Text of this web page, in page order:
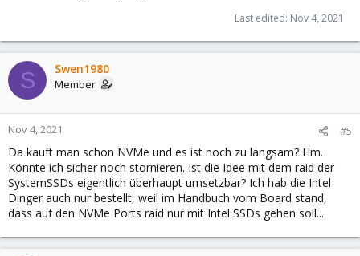
Last edited: Nov 4, 2021
S Swen1980
Member
Nov 4, 2021 #5
Da kauft man schon NVMe und es ist noch zu langsam? Hm.
Könnte ich sicher noch stornieren. Ist die Idee mit dem raid der
SystemSSDs eigentlich überhaupt umsetzbar? Ich hab die Intel
Dinger auch nur bestellt, weil im Handbuch vom Board stand,
dass auf den NVMe Ports raid nur mit Intel SSDs gehen soll...